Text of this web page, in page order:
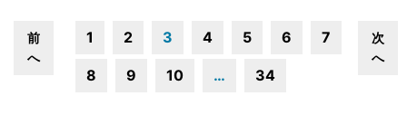
前
へ
1 2 3 4 5 6 7
8 9 10 … 34
次
へ